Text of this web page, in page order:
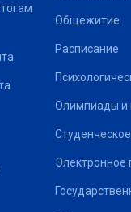
Общежитие
Расписание
Олимпиады и
Электронное